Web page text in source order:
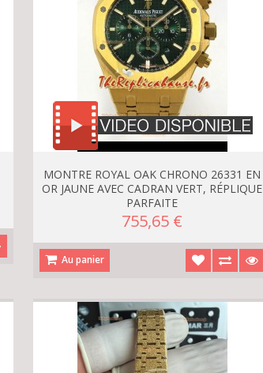
MONTRE ROYAL OAK CHRONO 26331 EN
OR JAUNE AVEC CADRAN VERT, RÉPLIQUE
PARFAITE
755,65 €
Au panier